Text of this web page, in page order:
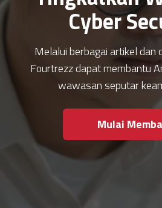
Cyber
Melalui berbagai artikel dan
Fourtrezz dapat membantu
wawasan seputar
Mulai